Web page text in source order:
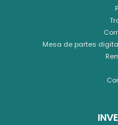
Mesa de partes